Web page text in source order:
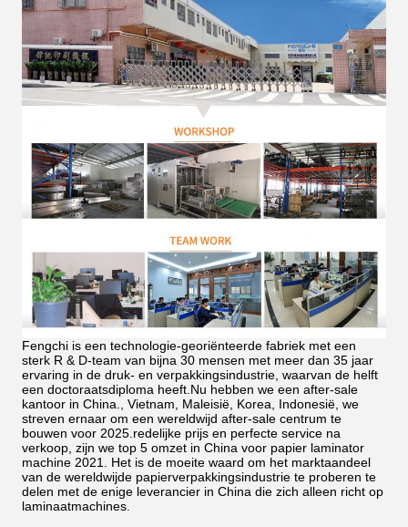
Fengchi is een technologie-georiënteerde fabriek met een
sterk R & D-team van bijna 30 mensen met meer dan 35 jaar
ervaring in de druk- en verpakkingsindustrie, waarvan de helft
een doctoraatsdiploma heeft.Nu hebben we een after-sale
kantoor in China., Vietnam, Maleisië, Korea, Indonesië, we
streven ernaar om een wereldwijd after-sale centrum te
bouwen voor 2025.redelijke prijs en perfecte service na
verkoop, zijn we top 5 omzet in China voor papier laminator
machine 2021. Het is de moeite waard om het marktaandeel
van de wereldwijde papierverpakkingsindustrie te proberen te
delen met de enige leverancier in China die zich alleen richt op
laminaatmachines.